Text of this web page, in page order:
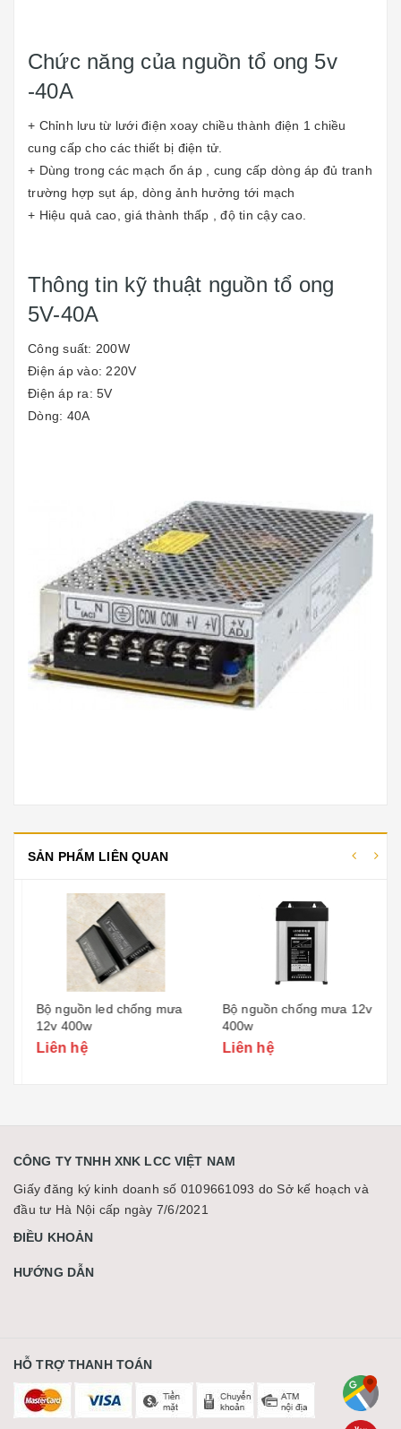
Chức năng của nguồn tổ ong 5v
-40A
+ Chỉnh lưu từ lưới điện xoay chiều thành điện 1 chiều
cung cấp cho các thiết bị điện tử.
+ Dùng trong các mạch ổn áp , cung cấp dòng áp đủ tranh
trường hợp sụt áp, dòng ảnh hưởng tới mạch
+ Hiệu quả cao, giá thành thấp , độ tin cậy cao.
Thông tin kỹ thuật nguồn tổ ong
5V-40A
Công suất: 200W
Điện áp vào: 220V
Điện áp ra: 5V
Dòng: 40A
SẢN PHẨM LIÊN QUAN
Bộ nguồn led chống mưa
12v 400w
Liên hệ
Bộ nguồn chống mưa 12v
400w
Liên hệ
CÔNG TY TNHH XNK LCC VIỆT NAM
Giấy đăng ký kinh doanh số 0109661093 do Sở kế hoạch và
đầu tư Hà Nội cấp ngày 7/6/2021
ĐIỀU KHOẢN
HƯỚNG DẪN
HỖ TRỢ THANH TOÁN